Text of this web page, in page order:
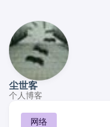
尘世客
个人博客
网络